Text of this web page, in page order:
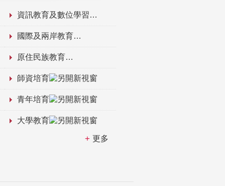
資訊教育及數位學習
國際及兩岸教育
原住民族教育
師資培育
青年培育
大學教育
更多